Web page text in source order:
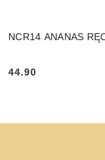
NCR14 ANANAS
Cena:
44.90